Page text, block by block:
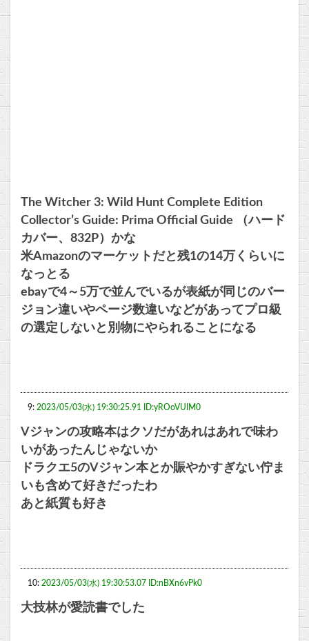
The Witcher 3: Wild Hunt Complete Edition
Collector’s Guide: Prima Official Guide （ハード
カバー、832P）かな
米Amazonのマーケットだと残1の14万くらいに
なっとる
ebayで4～5万で並んでいるが表紙が同じのバー
ジョン違いやページ数違いなどがあってプロ級
の選定しないと別物にやられることになる
9: 2023/05/03(水) 19:30:25.91 ID:yROoVUIM0
Vジャンの攻略本はクソだがあれはあれで味わ
いがあったんじゃないか
ドラクエ5のVジャン本とか賑やかすぎない佇ま
いも含めて好きだったわ
あと紙質も好き
10: 2023/05/03(水) 19:30:53.07 ID:nBXn6vPk0
大技林が愛読書でした